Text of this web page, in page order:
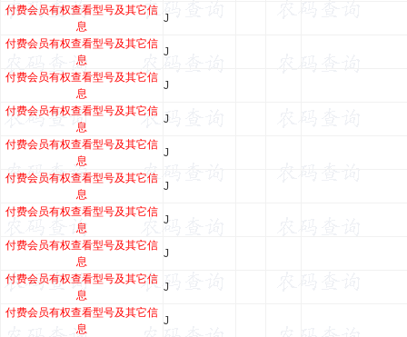
付费会员有权查看型号及其它信
息
J
付费会员有权查看型号及其它信
息
J
付费会员有权查看型号及其它信
息
J
付费会员有权查看型号及其它信
息
J
付费会员有权查看型号及其它信
息
J
付费会员有权查看型号及其它信
息
J
付费会员有权查看型号及其它信
息
J
付费会员有权查看型号及其它信
息
J
付费会员有权查看型号及其它信
息
J
付费会员有权查看型号及其它信
息
J